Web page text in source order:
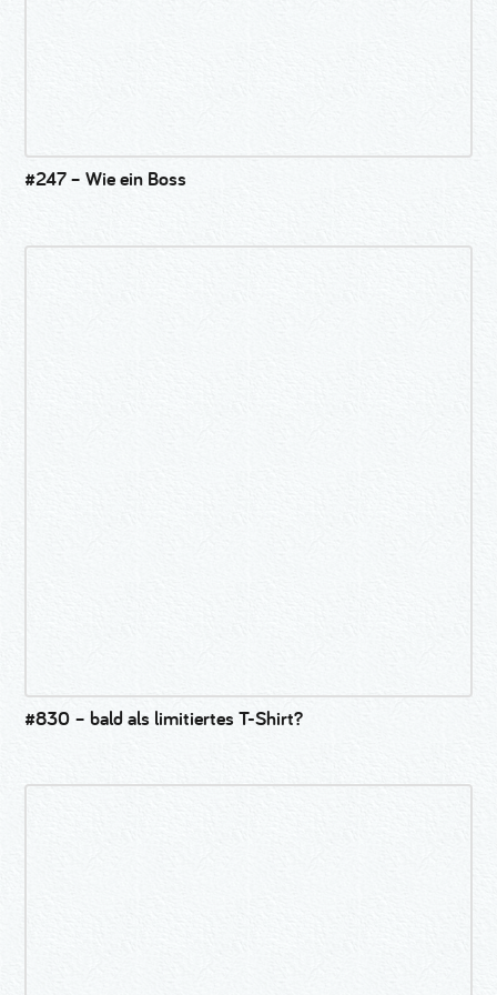
#247 – Wie ein Boss
#830 – bald als limitiertes T-Shirt?